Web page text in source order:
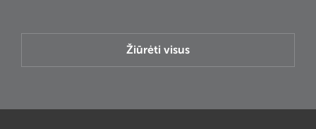
Žiūrėti visus